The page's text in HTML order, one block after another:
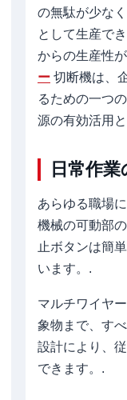
の無駄が少な
として生産で
からの生産性
ー 切断機は、
るための一つ
源の有効活用
日常作
あらゆる職場
機械の可動部
止ボタンは簡
います。.
マルチワイヤ
象物まで、す
設計により、
できます。.